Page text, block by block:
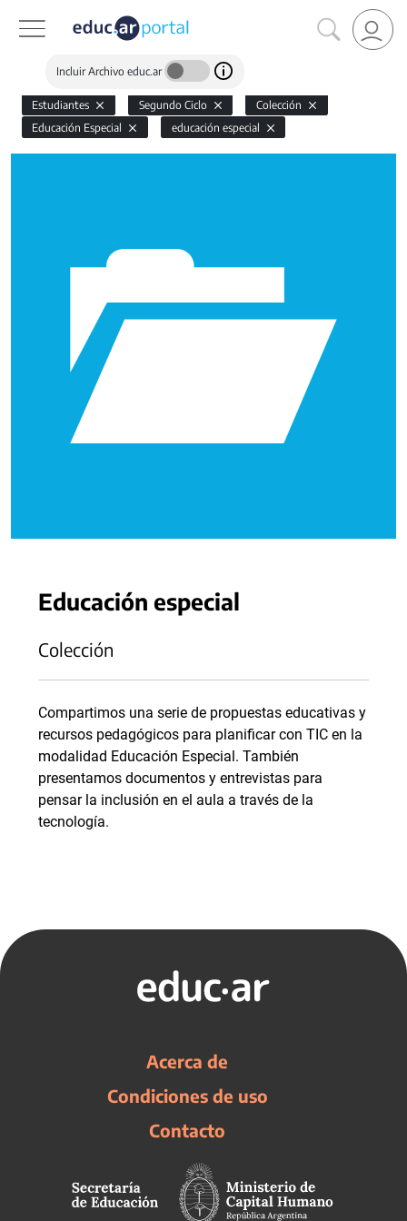
Incluir Archivo educ.ar
Estudiantes Segundo Ciclo
Colección
Educación Especial
educación especial
Educación especial
Colección
Compartimos una serie de propuestas educativas y
recursos pedagógicos para planificar con TIC en la
modalidad Educación Especial. También
presentamos documentos y entrevistas para
pensar la inclusión en el aula a través de la
tecnología.
Acerca de
Condiciones de uso
Contacto